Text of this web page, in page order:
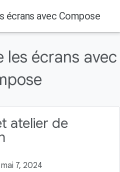
écrans avec Compose
les écrans avec
atelier de
7, 2024